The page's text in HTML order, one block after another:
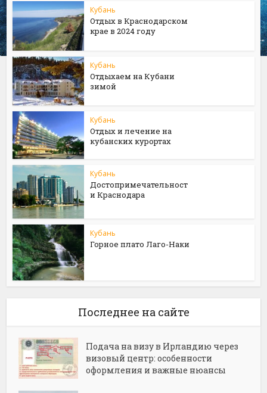
Кубань
Отдых в Краснодарском
крае в 2024 году
Кубань
Отдыхаем на Кубани
зимой
Кубань
Отдых и лечение на
кубанских курортах
Кубань
Достопримечательност
и Краснодара
Кубань
Горное плато Лаго-Наки
Последнее на сайте
Подача на визу в Ирландию через
визовый центр: особенности
оформления и важные нюансы